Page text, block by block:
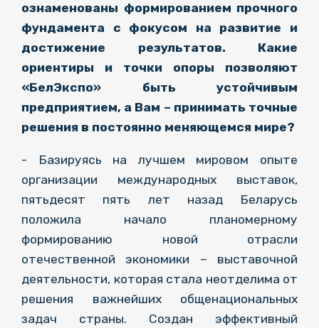
ознаменованы формированием прочного
фундамента с фокусом на развитие и
достижение результатов. Какие
ориентиры и точки опоры позволяют
«БелЭкспо» быть устойчивым
предприятием, а Вам – принимать точные
решения в постоянно меняющемся мире?
- Базируясь на лучшем мировом опыте
организации международных выставок,
пятьдесят пять лет назад Беларусь
положила начало планомерному
формированию новой отрасли
отечественной экономики – выставочной
деятельности, которая стала неотделима от
решения важнейших общенациональных
задач страны. Создан эффективный